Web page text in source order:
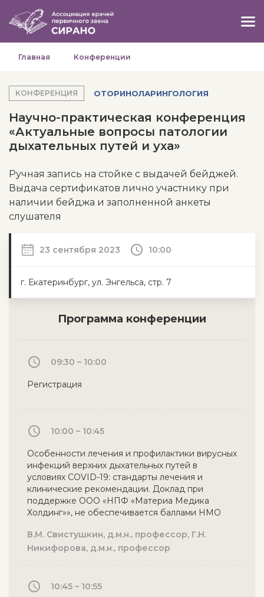
Главная Конференции
КОНФЕРЕНЦИЯ ОТОРИНОЛАРИНГОЛОГИЯ
Научно-практическая конференция
«Актуальные вопросы патологии
дыхательных путей и уха»
Ручная запись на стойке с выдачей бейджей.
Выдача сертификатов лично участнику при
наличии бейджа и заполненной анкеты
слушателя
23 сентября 2023 10:00
г. Екатеринбург, ул. Энгельса, стр. 7
Программа конференции
09:30 – 10:00
Регистрация
10:00 – 10:45
Особенности лечения и профилактики вирусных
инфекций верхних дыхательных путей в
условиях COVID-19: стандарты лечения и
клинические рекомендации. Доклад при
поддержке ООО «НПФ «Материа Медика
Холдинг»», не обеспечивается баллами НМО
В.М. Свистушкин, д.м.н., профессор, Г.Н.
Никифорова, д.м.н., профессор
10:45 – 10:55